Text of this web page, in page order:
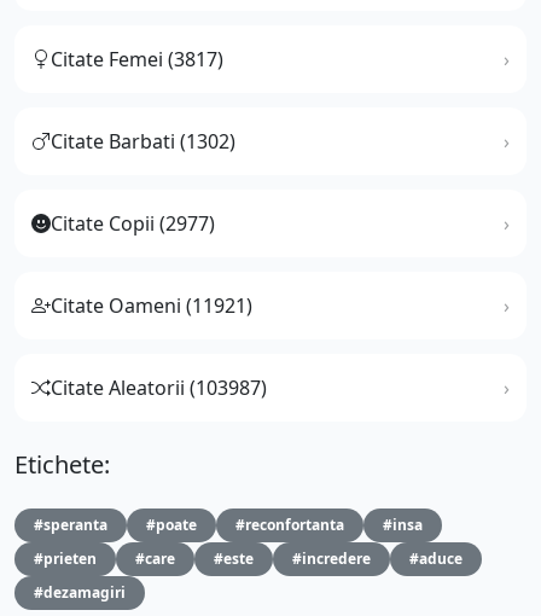
Citate Femei (3817)
Citate Barbati (1302)
Citate Copii (2977)
Citate Oameni (11921)
Citate Aleatorii (103987)
Etichete:
#speranta #poate #reconfortanta
#insa
#prieten
#care #este #incredere
#aduce
#dezamagiri